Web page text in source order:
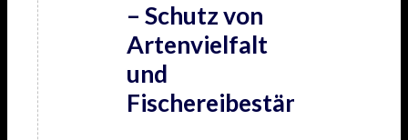
– Schutz von
Artenvielfalt
und
Fischereibeständen“.